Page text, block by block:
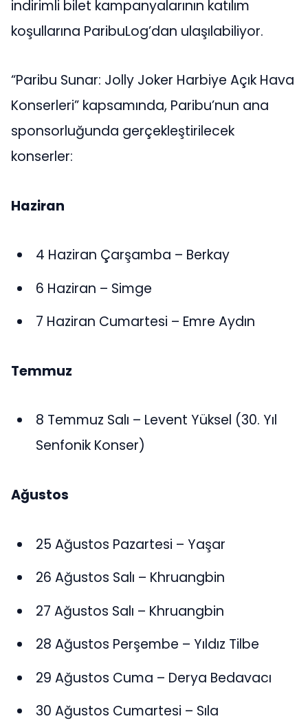
indirimli bilet kampanyalarının katılım
koşullarına ParibuLog’dan ulaşılabiliyor.
“Paribu Sunar: Jolly Joker Harbiye Açık Hava
Konserleri” kapsamında, Paribu’nun ana
sponsorluğunda gerçekleştirilecek
konserler:
Haziran
4 Haziran Çarşamba – Berkay
6 Haziran – Simge
7 Haziran Cumartesi – Emre Aydın
Temmuz
8 Temmuz Salı – Levent Yüksel (30. Yıl
Senfonik Konser)
Ağustos
25 Ağustos Pazartesi – Yaşar
26 Ağustos Salı – Khruangbin
27 Ağustos Salı – Khruangbin
28 Ağustos Perşembe – Yıldız Tilbe
29 Ağustos Cuma – Derya Bedavacı
30 Ağustos Cumartesi – Sıla